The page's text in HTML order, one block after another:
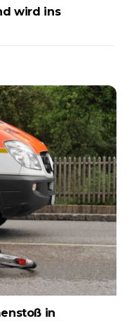
wird ins
in